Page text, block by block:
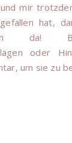
mir
hat,
da!
oder
um sie zu